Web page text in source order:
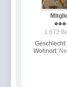
1.672
Geschlecht:
Wohnort: